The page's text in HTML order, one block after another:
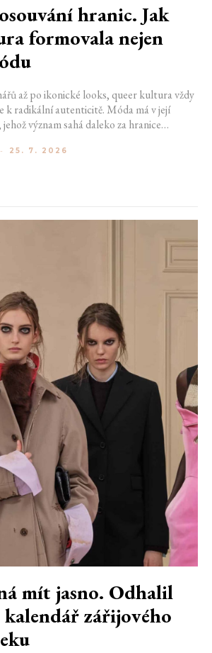
hranic. Jak
formovala nejen
až po ikonické looks, queer kultura vždy
k radikální autenticitě. Móda má v její
význam sahá daleko za hranice
fungovalo právě oblečení jako tichý jazyk.
ballroom scéně měli i lidé na okraji
na molech. Jak se queer kultura
- 25. 7. 2026
mít jasno. Odhalil
zářijového